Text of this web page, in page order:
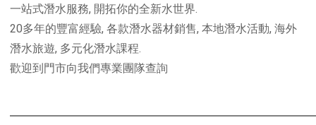
一站式潛水服務, 開拓你的全新水世界.
20多年的豐富經驗, 各款潛水器材銷售, 本地潛水活動, 海外
潛水旅遊, 多元化潛水課程.
歡迎到門市向我們專業團隊查詢